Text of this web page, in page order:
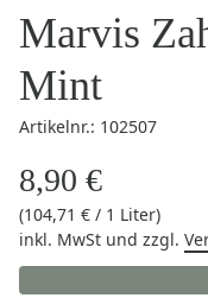
Marvis
Mint
Artikelnr.: 102507
8,90 €
(104,71 € / 1 Liter)
inkl. MwSt und zzgl.